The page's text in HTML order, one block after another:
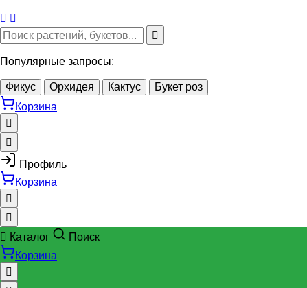
Популярные запросы:
Фикус Орхидея Кактус
Букет роз
Корзина
Профиль
Корзина
Каталог
Поиск
Корзина